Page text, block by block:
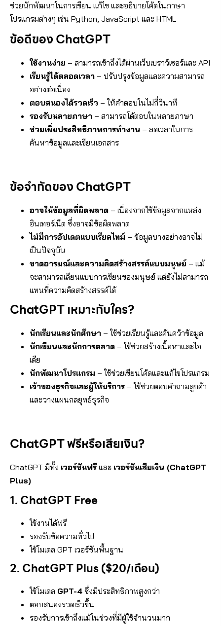
ช่วยนักพัฒนาในการเขียน แก้ไข และอธิบายโค้ดในภาษา
โปรแกรมต่างๆ เช่น Python, JavaScript และ HTML
ข้อดีของ ChatGPT
ใช้งานง่าย – สามารถเข้าถึงได้ผ่านเว็บเบราว์เซอร์และ API
เรียนรู้ได้ตลอดเวลา – ปรับปรุงข้อมูลและความสามารถ
อย่างต่อเนื่อง
ตอบสนองได้รวดเร็ว – ให้คำตอบในไม่กี่วินาที
รองรับหลายภาษา – สามารถโต้ตอบในหลายภาษา
ช่วยเพิ่มประสิทธิภาพการทำงาน – ลดเวลาในการ
ค้นหาข้อมูลและเขียนเอกสาร
ข้อจำกัดของ ChatGPT
อาจให้ข้อมูลที่ผิดพลาด – เนื่องจากใช้ข้อมูลจากแหล่ง
อินเทอร์เน็ต ซึ่งอาจมีข้อผิดพลาด
ไม่มีการอัปเดตแบบเรียลไทม์ – ข้อมูลบางอย่างอาจไม่
เป็นปัจจุบัน
ขาดอารมณ์และความคิดสร้างสรรค์แบบมนุษย์ – แม้
จะสามารถเลียนแบบการเขียนของมนุษย์ แต่ยังไม่สามารถ
แทนที่ความคิดสร้างสรรค์ได้
ChatGPT เหมาะกับใคร?
นักเรียนและนักศึกษา – ใช้ช่วยเรียนรู้และค้นคว้าข้อมูล
นักเขียนและนักการตลาด – ใช้ช่วยสร้างเนื้อหาและไอ
เดีย
นักพัฒนาโปรแกรม – ใช้ช่วยเขียนโค้ดและแก้ไขโปรแกรม
เจ้าของธุรกิจและผู้ให้บริการ – ใช้ช่วยตอบคำถามลูกค้า
และวางแผนกลยุทธ์ธุรกิจ
ChatGPT ฟรีหรือเสียเงิน?
ChatGPT มีทั้ง เวอร์ชันฟรีและ เวอร์ชันเสียเงิน (ChatGPT
Plus)
1. ChatGPT Free
ใช้งานได้ฟรี
รองรับข้อความทั่วไป
ใช้โมเดล GPT เวอร์ชันพื้นฐาน
2. ChatGPT Plus ($20/เดือน)
ใช้โมเดล GPT-4 ซึ่งมีประสิทธิภาพสูงกว่า
ตอบสนองรวดเร็วขึ้น
รองรับการเข้าถึงแม้ในช่วงที่มีผู้ใช้จำนวนมาก